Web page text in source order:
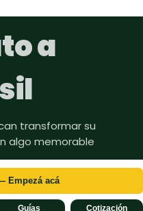
principal
a
transformar su
algo memorable
Empezá acá
Guías Cotización